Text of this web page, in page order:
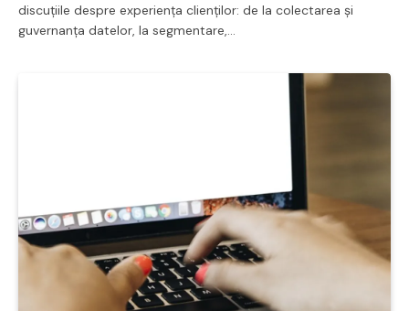
discuțiile despre experiența clienților: de la colectarea și
guvernanța datelor, la segmentare,…